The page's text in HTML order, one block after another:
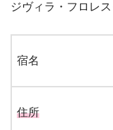
ジヴィラ・フロレ
宿名
住所